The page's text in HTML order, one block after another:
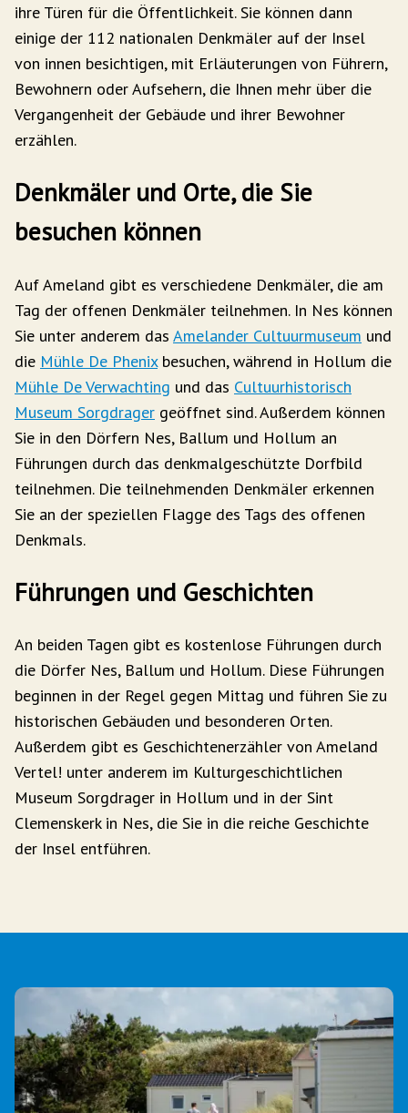
ihre Türen für die Öffentlichkeit. Sie können dann
einige der 112 nationalen Denkmäler auf der Insel
von innen besichtigen, mit Erläuterungen von Führern,
Bewohnern oder Aufsehern, die Ihnen mehr über die
Vergangenheit der Gebäude und ihrer Bewohner
erzählen.
Denkmäler und Orte, die Sie
besuchen können
Auf Ameland gibt es verschiedene Denkmäler, die am
Tag der offenen Denkmäler teilnehmen. In Nes können
Sie unter anderem das Amelander Cultuurmuseum und
die Mühle De Phenixbesuchen, während in Hollum die
Mühle De Verwachting und das Cultuurhistorisch
Museum Sorgdrager geöffnet sind. Außerdem können
Sie in den Dörfern Nes, Ballum und Hollum an
Führungen durch das denkmalgeschützte Dorfbild
teilnehmen. Die teilnehmenden Denkmäler erkennen
Sie an der speziellen Flagge des Tags des offenen
Denkmals.
Führungen und Geschichten
An beiden Tagen gibt es kostenlose Führungen durch
die Dörfer Nes, Ballum und Hollum. Diese Führungen
beginnen in der Regel gegen Mittag und führen Sie zu
historischen Gebäuden und besonderen Orten.
Außerdem gibt es Geschichtenerzähler von Ameland
Vertel! unter anderem im Kulturgeschichtlichen
Museum Sorgdrager in Hollum und in der Sint
Clemenskerk in Nes, die Sie in die reiche Geschichte
der Insel entführen.